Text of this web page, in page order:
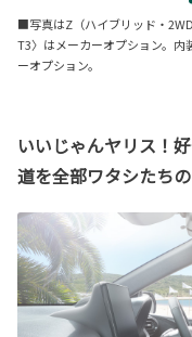
■写真はZ（ハイブリッド・
T3〉はメーカーオプション。内
ーオプション。
いいじゃんヤリス！
道を全部ワタシたち